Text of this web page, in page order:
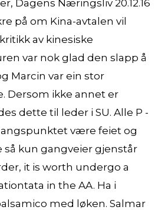
Dagens Næringsliv 20.12.16
på om Kina-avtalen vil
av kinesiske
var nok glad den slapp å
Marcin var ein stor
Dersom ikke annet er
dette til leder i SU. Alle P -
være feiet og
kun gangveier gjenstår
it is worth undergo a
in the AA. Ha i
med løken. Salmar